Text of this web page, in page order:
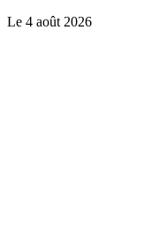
Le 4 août 2026